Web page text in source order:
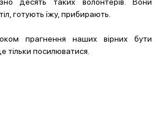
готують їжу, прибирають.
прагнення наших вірних бути
посилюватися.